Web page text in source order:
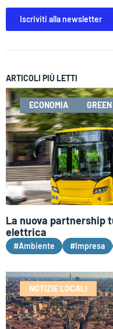
Iscriviti alla newsletter
ARTICOLI PIÙ LETTI
ECONOMIA
La nuova partnership
elettrica
#Ambiente #Impresa
NOTIZIE LOCALI